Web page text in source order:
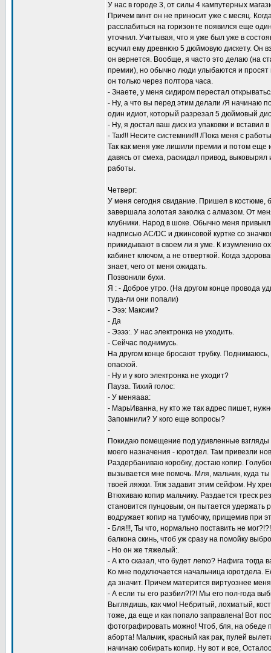
У нас в городе 3, от силы 4 кампутерных
Причем винт он не приносит уже с месяц.
расслабиться на горизонте появился еще
уточнил. Учитывая, что я уже был уже в
всучил ему древнюю 5 дюймовую дискету. Он
он вернется. Вообще, я часто это делаю (на
премии), но обычно люди улыбаются и
он только через полтора часа.
- Знаете, у меня сидиром перестал
- Ну, а что вы перед этим делали /Я начинаю
один идиот, который разрезал 5 дюймовый
- Ну, я достал ваш диск из упаковки и вставил
- Так!!! Несите системник!!! /Пока меня с
Так как меня уже лишили премии и потом еще
давясь от смеха, раскидал привод, выковырял
работы.
Четверг:
У меня сегодня свидание. Пришел в костюме,
завершала золотая заколка с алмазом. От
клубники. Народ в шоке. Обычно меня
надписью AC/DC и джинсовой куртке со
прикидывают в своем ли я уме. К изумлению
кабинет ключом, а не отверткой. Когда
знает, чего от меня ожидать.
Позвонили бухи.
Я : - Доброе утро. (На другом конце провода
туда-ли они попали)
- Эээ: Максим?
- Да
- Ээээ:. У нас электронка не уходить.
- Сейчас поднимусь.
На другом конце бросают трубку.
опаской.
- Ну и у кого электронка не уходит?
Пауза. Тихий голос:
- У меняааа:
- МарьИванна, ну кто же так адрес пишет,
Запомнили? У кого еще вопросы?
-
Покидаю помещение под удивленные
моего назначения - юротдел. Там привезли
Раздербаниваю коробку, достаю копир.
вызывается мне помочь. Мля, мальчик, куда
твоей ляжки. Тяж задавит этим сейфом. Ну
Втюхиваю копир мальчику. Раздается треск
становится пунцовым, он пытается удержать
водружает копир на тумбочку, прищемив при
- Бля!!!, Ты что, нормально поставить не
балкона скинь, чтоб уж сразу на помойку
- Но он же тяжелый:.
- А кто сказал, что будет легко? Нафига тогда
Ко мне подключается начальница юротдела.
да значит. Причем матерится виртуознее
- А если ты его разбил?!?! Мы его пол-года
Выглядишь, как чмо! Небритый, лохматый,
тоже, да еще и как попало заправлена! Вот
фотографировать можно! Чтоб, бля, на обеде
аборта! Мальчик, красный как рак, пулей
начинаю собирать копир. Ну вот и все,